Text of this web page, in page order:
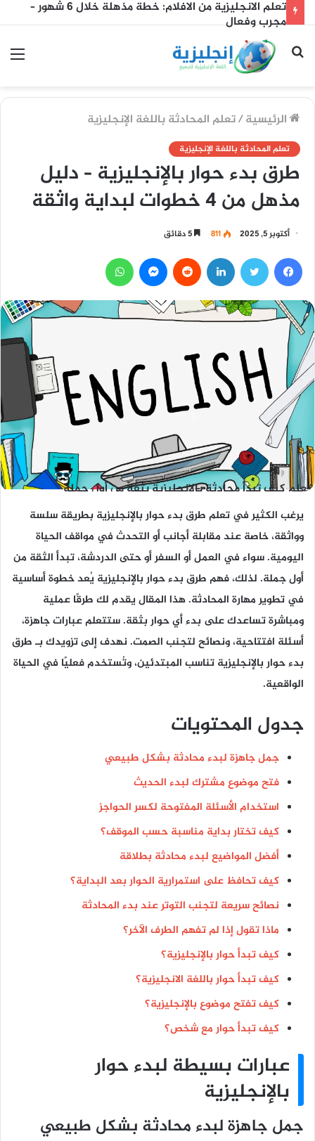
تعلم الانجليزية من الافلام: خطة مذهلة خلال 6 شهور –
مجرب وفعال
بحث
الرئيسية/تعلم المحادثة باللغة الإنجليزية
تعلم المحادثة باللغة الإنجليزية
طرق بدء حوار بالإنجليزية – دليل
مذهل من 4 خطوات لبداية واثقة
أكتوبر 5, 2025 811
فيسبوك تويتر لينكدإن ماسنجر
تعلم كيف تبدأ محادثة بالإنجليزية بثقة من أول جملة
يرغب الكثير في تعلم طرق بدء حوار بالإنجليزية بطريقة سلسة
وواثقة، خاصة عند مقابلة أجانب أو التحدث في مواقف الحياة
اليومية. سواء في العمل أو السفر أو حتى الدردشة، تبدأ الثقة من
أول جملة. لذلك، فهم طرق بدء حوار بالإنجليزية يُعد خطوة أساسية
في تطوير مهارة المحادثة. هذا المقال يقدم لك طرقًا عملية
ومباشرة تساعدك على بدء أي حوار بثقة. ستتعلم عبارات جاهزة،
أسئلة افتتاحية، ونصائح لتجنب الصمت. نهدف إلى تزويدك بـطرق
بدء حوار بالإنجليزية تناسب المبتدئين، وتُستخدم فعليًا في الحياة
الواقعية.
جدول المحتويات
جمل جاهزة لبدء محادثة بشكل طبيعي
فتح موضوع مشترك لبدء الحديث
استخدام الأسئلة المفتوحة لكسر الحواجز
كيف تختار بداية مناسبة حسب الموقف؟
أفضل المواضيع لبدء محادثة بطلاقة
كيف تحافظ على استمرارية الحوار بعد البداية؟
نصائح سريعة لتجنب التوتر عند بدء المحادثة
ماذا تقول إذا لم تفهم الطرف الآخر؟
كيف تبدأ حوار بالإنجليزية؟
كيف تبدأ حوار باللغة الانجليزية؟
كيف تفتح موضوع بالإنجليزية؟
كيف تبدأ حوار مع شخص؟
عبارات بسيطة لبدء حوار
بالإنجليزية
جمل جاهزة لبدء محادثة بشكل طبيعي